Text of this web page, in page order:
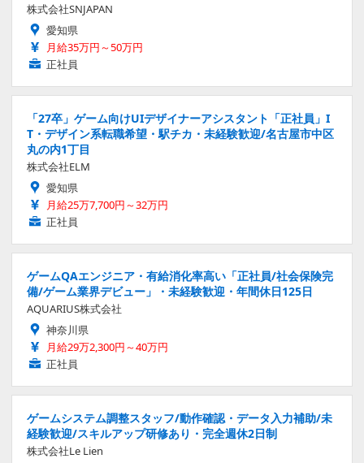
株式会社SNJAPAN
愛知県
月給35万円～50万円
正社員
「27卒」ゲーム向けUIデザイナーアシスタント「正社員」I
T・デザイン系転職希望・駅チカ・未経験歓迎/名古屋市中区
丸の内1丁目
株式会社ELM
愛知県
月給25万7,700円～32万円
正社員
ゲームQAエンジニア・有給消化率高い「正社員/社会保険完
備/ゲーム業界デビュー」・未経験歓迎・年間休日125日
AQUARIUS株式会社
神奈川県
月給29万2,300円～40万円
正社員
ゲームシステム調整スタッフ/動作確認・データ入力補助/未
経験歓迎/スキルアップ研修あり・完全週休2日制
株式会社Le Lien